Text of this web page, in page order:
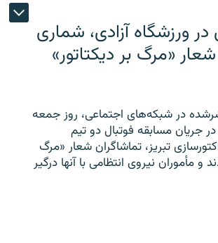
ورزشگاه آزادی، شماری
«مرگ بر دیکتاتور»
در شبکه‌های اجتماعی، روز جمعه
جریان مسابقه فوتبال دو تیم
تبریز، تماشاگران شعار «مرگ
و مأموران نیروی انتظامی با آنها درگیر